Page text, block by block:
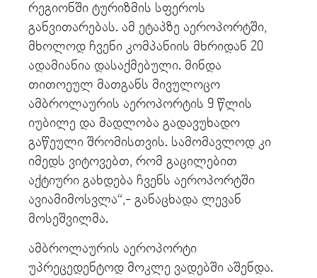
რეგიონში ტურიზმის სფეროს
განვითარებას. ამ ეტაპზე აეროპორტში,
მხოლოდ ჩვენი კომპანიის მხრიდან 20
ადამიანია დასაქმებული. მინდა
თითოეულ მათგანს მივულოცო
ამბროლაურის აეროპორტის 9 წლის
იუბილე და მადლობა გადავუხადო
გაწეული შრომისთვის. სამომავლოდ კი
იმედს ვიტოვებთ, რომ გაცილებით
აქტიური გახდება ჩვენს აეროპორტში
ავიამიმოსვლა“,- განაცხადა ლევან
მოსეშვილმა.
ამბროლაურის აეროპორტი
უპრეცედენტოდ მოკლე ვადებში აშენდა.